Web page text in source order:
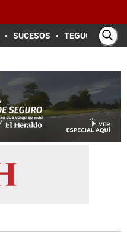
SUCESOS TEGUCIGALPA